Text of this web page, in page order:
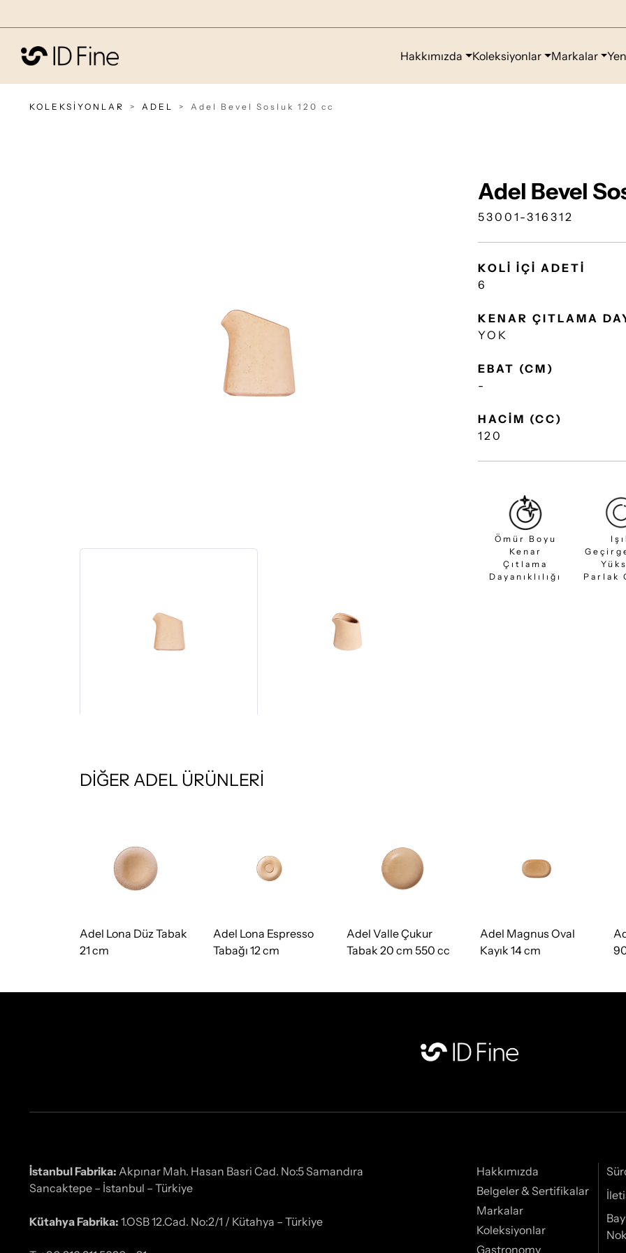
Hakkımızda Koleksiyonlar Markalar
KOLEKSİYONLAR ADEL Adel Bevel Sosluk 120 cc
Adel Bevel
53001-316312
KOLİ İÇİ ADETİ
6
KENAR ÇITLAMA
YOK
EBAT (CM)
-
HACİM (CC)
120
Ömür Boyu
Kenar
Çıtlama
Dayanıklılığı
Parlak
DİĞER ADEL ÜRÜNLERİ
Adel Lona Düz Tabak
21 cm
Adel Lona Espresso
Tabağı 12 cm
Adel Valle Çukur
Tabak 20 cm 550 cc
Adel Magnus Oval
Kayık 14 cm
İstanbul Fabrika: Akpınar Mah. Hasan Basri Cad. No:5 Samandıra
Sancaktepe – İstanbul – Türkiye
Kütahya Fabrika: 1.OSB 12.Cad. No:2/1 / Kütahya – Türkiye
Hakkımızda
Belgeler & Sertifikalar
Markalar
Koleksiyonlar
Gastronomy